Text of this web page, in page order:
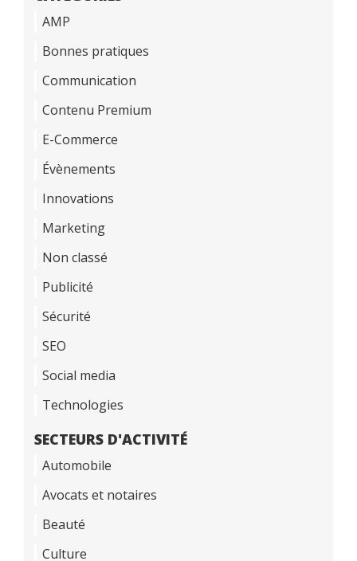
AMP
Bonnes pratiques
Communication
Contenu Premium
E-Commerce
Évènements
Innovations
Marketing
Non classé
Publicité
Sécurité
SEO
Social media
Technologies
SECTEURS D'ACTIVITÉ
Automobile
Avocats et notaires
Beauté
Culture